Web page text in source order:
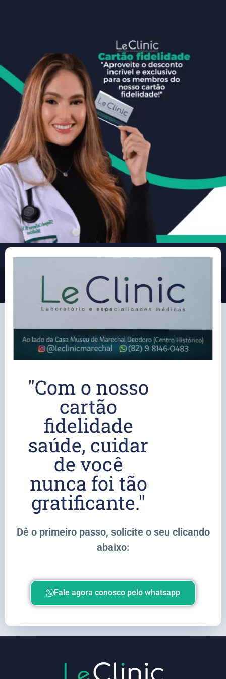
"Com o nosso
cartão
fidelidade
saúde, cuidar
de você
nunca foi tão
gratificante."
Dê o primeiro passo, solicite o seu clicando
abaixo:
Fale agora conosco pelo whatsapp